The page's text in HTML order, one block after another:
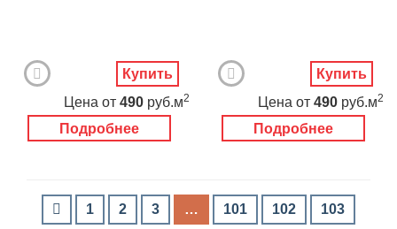
Подробнее
Цена от 490 руб.м2
Купить
Подробнее
Цена от 490 руб.м2
Купить
1 2 3 … 101 102 103